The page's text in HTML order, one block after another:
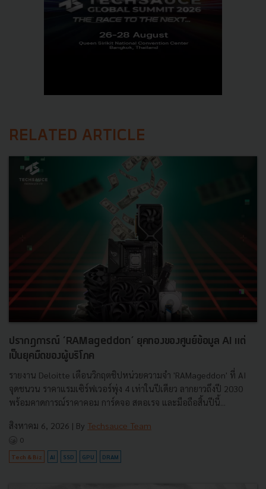
RELATED ARTICLE
ปรากฏการณ์ ‘RAMageddon’ ยุคทองของศูนย์ข้อมูล AI แต่
เป็นยุคมืดของผู้บริโภค
รายงาน Deloitte เตือนวิกฤตชิปหน่วยความจำ 'RAMageddon' ที่ AI
จุดชนวน ราคาแรมเซิร์ฟเวอร์พุ่ง 4 เท่าในปีเดียว ลากยาวถึงปี 2030
พร้อมคาดการณ์ราคาคอม การ์ดจอ สตอเรจ และมือถือสิ้นปีนี้...
สิงหาคม 6, 2026 | By Techsauce Team
0
Tech & Biz AI SSD GPU DRAM